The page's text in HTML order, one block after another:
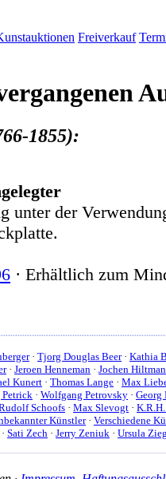
Freiverkauf
1855):
unter der
· Erhältlich zum
· Tjorg Douglas Beer· Kathia
· Jeroen Henneman · Jochen
Kunert · Thomas Lange · Max
· Wolfgang Petrovsky · Georg
Schoofs · Max Slevogt ·
Künstler· Verschiedene
· Sati Zech · Jerry Zeniuk · Ursula